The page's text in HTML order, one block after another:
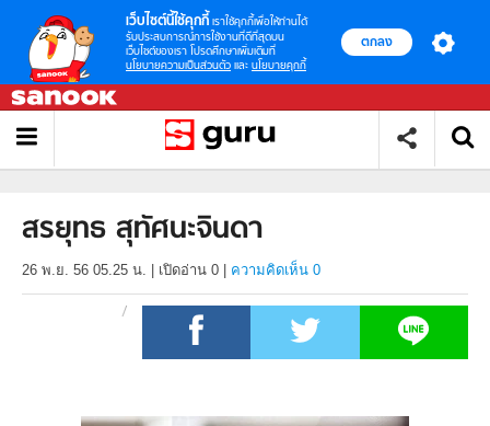
เว็บไซต์นี้ใช้คุกกี้ เราใช้คุกกี้เพื่อให้ท่านได้
รับประสบการณ์การใช้งานที่ดีที่สุดบน
เว็บไซต์ของเรา โปรดศึกษาเพิ่มเติมที่
นโยบายความเป็นส่วนตัว และ นโยบายคุกกี้
ตกลง
สรยุทธ สุทัศนะจินดา
26 พ.ย. 56 05.25 น. เปิดอ่าน 0 ความคิดเห็น 0